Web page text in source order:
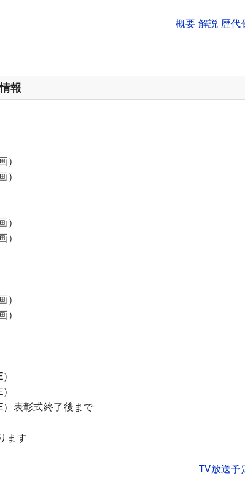
概要 解説 歴代
報
）
）
）
）
）
）
表彰式終了後まで
ます
TV放送予